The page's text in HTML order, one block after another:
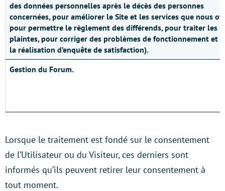
des données personnelles après le décès des personnes
concernées, pour améliorer le Site et les services que nous
pour permettre le règlement des différends, pour traiter les
plaintes, pour corriger des problèmes de fonctionnement et
la réalisation d’enquête de satisfaction).
Gestion du Forum.
Lorsque le traitement est fondé sur le consentement
de l’Utilisateur ou du Visiteur, ces derniers sont
informés qu’ils peuvent retirer leur consentement à
tout moment.